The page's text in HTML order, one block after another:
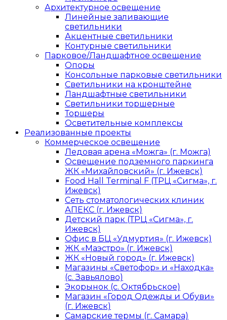
Архитектурное освещение
Линейные заливающие
светильники
Акцентные светильники
Контурные светильники
Парковое/Ландшафтное освещение
Опоры
Консольные парковые светильники
Светильники на кронштейне
Ландшафтные светильники
Светильники торшерные
Торшеры
Осветительные комплексы
Реализованные проекты
Коммерческое освещение
Ледовая арена «Можга» (г. Можга)
Освещение подземного паркинга
ЖК «Михайловский» (г. Ижевск)
Food Hall Terminal F (ТРЦ «Сигма», г.
Ижевск)
Сеть стоматологических клиник
АПЕКС (г. Ижевск)
Детский парк (ТРЦ «Сигма», г.
Ижевск)
Офис в БЦ «Удмуртия» (г. Ижевск)
ЖК «Маэстро» (г. Ижевск)
ЖК «Новый город» (г. Ижевск)
Магазины «Светофор» и «Находка»
(с. Завьялово)
Экорынок (с. Октябрьское)
Магазин «Город Одежды и Обуви»
(г. Ижевск)
Самарские термы (г. Самара)